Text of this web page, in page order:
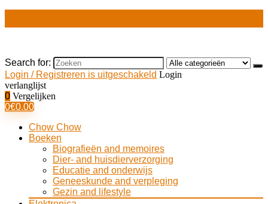
Search for:
Login / Registreren is uitgeschakeld Login
verlanglijst
0 Vergelijken
0€0.00
Chow Chow
Boeken
Biografieën and memoires
Dier- and huisdierverzorging
Educatie and onderwijs
Geneeskunde and verpleging
Gezin and lifestyle